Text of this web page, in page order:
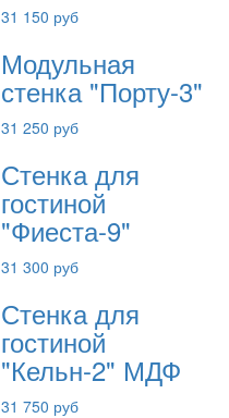
31 150 руб
Модульная
стенка "Порту-3"
31 250 руб
Стенка для
гостиной
"Фиеста-9"
31 300 руб
Стенка для
гостиной
"Кельн-2" МДФ
31 750 руб